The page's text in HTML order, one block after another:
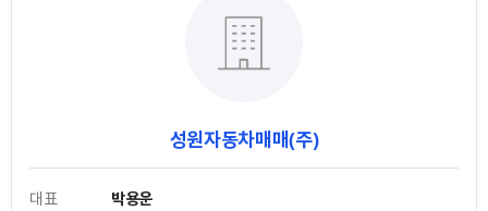
성원자동차매매(주)
대표
박용운